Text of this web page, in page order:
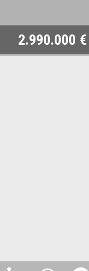
2.990.000 €